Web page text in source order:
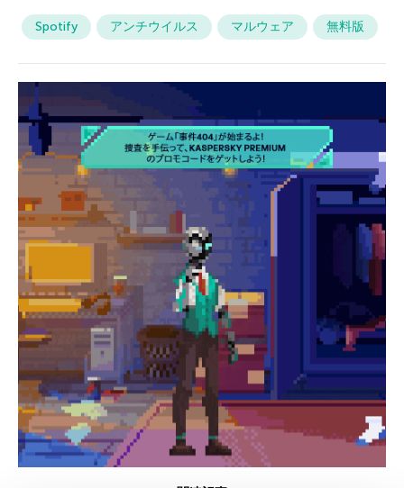
Spotify アンチウイルス マルウェア 無料版